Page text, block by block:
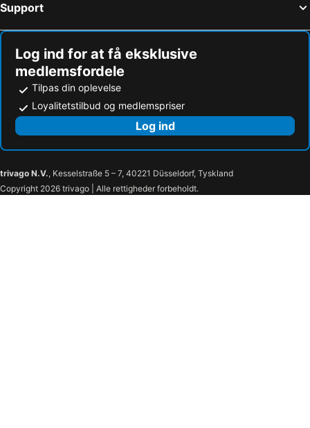
Support
Log ind for at få eksklusive
medlemsfordele
Tilpas din oplevelse
Loyalitetstilbud og medlemspriser
Log ind
trivago N.V., Kesselstraße 5 – 7, 40221 Düsseldorf, Tyskland
Copyright 2026 trivago | Alle rettigheder forbeholdt.